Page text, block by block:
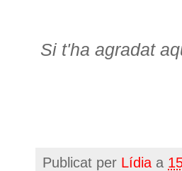
Si t'ha agradat
Publicat per Lídia a